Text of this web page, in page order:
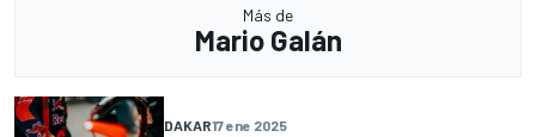
Más de
Mario Galán
DAKAR17 ene 2025